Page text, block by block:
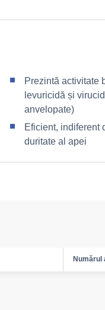
Prezintă activitate
levuricidă și
anvelopate)
Eficient, indiferent
duritate al apei
Numărul